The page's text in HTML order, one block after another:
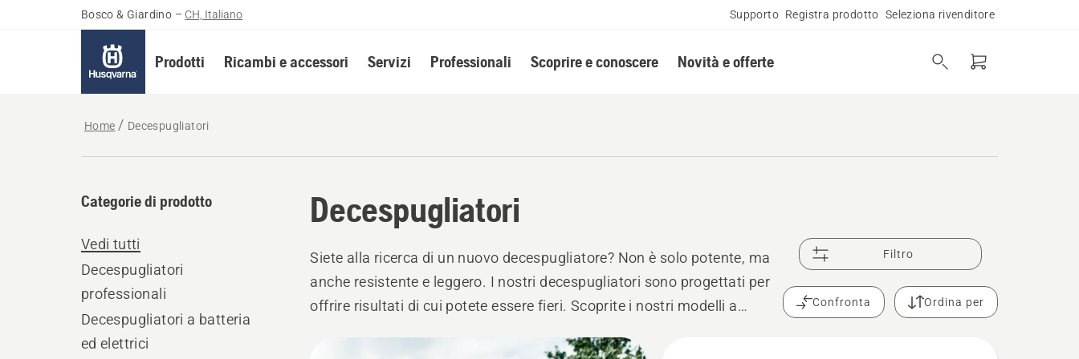
Bosco & Giardino – CH, Italiano Supporto Registra prodotto Seleziona rivenditore
Prodotti Ricambi e accessori Servizi Professionali Scoprire e conoscere Novità e offerte
Home Decespugliatori
Decespugliatori
Categorie di prodotto
Vedi tutti
Decespugliatori
professionali
Decespugliatori a batteria
ed elettrici
Siete alla ricerca di un nuovo decespugliatore? Non è solo potente, ma
anche resistente e leggero. I nostri decespugliatori sono progettati per
offrire risultati di cui potete essere fieri. Scoprite i nostri modelli a
Filtro
Confronta Ordina per